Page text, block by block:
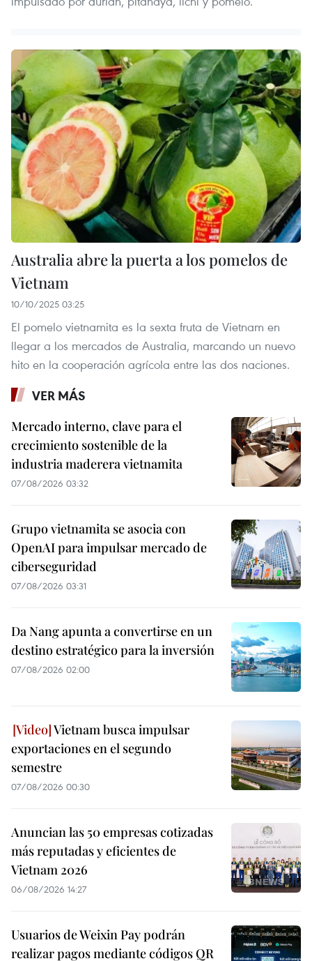
Australia abre la puerta a los pomelos de
Vietnam
10/10/2025 03:25
El pomelo vietnamita es la sexta fruta de Vietnam en
llegar a los mercados de Australia, marcando un nuevo
hito en la cooperación agrícola entre las dos naciones.
VER MÁS
Mercado interno, clave para el
crecimiento sostenible de la
industria maderera vietnamita
07/08/2026 03:32
Grupo vietnamita se asocia con
OpenAI para impulsar mercado de
ciberseguridad
07/08/2026 03:31
Da Nang apunta a convertirse en un
destino estratégico para la inversión
07/08/2026 02:00
Vietnam busca impulsar
exportaciones en el segundo
semestre
07/08/2026 00:30
Anuncian las 50 empresas cotizadas
más reputadas y eficientes de
Vietnam 2026
06/08/2026 14:27
Usuarios de Weixin Pay podrán
realizar pagos mediante códigos QR